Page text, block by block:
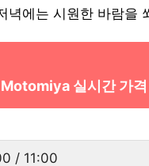
녁에는 시원한 바람을
Motomiya 실시간 가
/ 11:00